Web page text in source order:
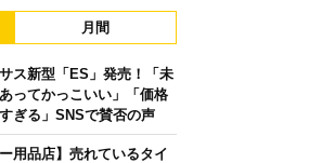
月間
ス新型「ES」発売！「未
ってかっこいい」「価格
ぎる」SNSで賛否の声
ー用品店】売れているタイ